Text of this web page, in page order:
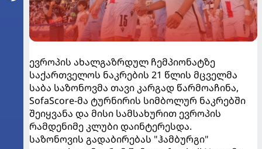
ევროპის ახალგაზრდულ ჩემპიონატზე
საქართველოს ნაკრების 21 წლის მცველმა
საბა საზონოვმა თავი კარგად წარმოაჩინა,
SofaScore-მა ტურნირის სიმბოლურ ნაკრებში
შეიყვანა და მისი სამსახურით ევროპის
რამდენიმე კლუბი დაინტერესდა.
საზონოვის გადაბირებას "ჰამბურგი"